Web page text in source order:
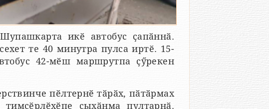
икӗ автобус ҫапӑннӑ.
те 40 минутра пулса иртӗ. 15-
42-мӗш маршрутпа ҫӳрекен
пӗлтернӗ тӑрӑх, пӑтӑрмах
тимсӗрлӗхӗпе ҫыхӑнма пултарнӑ.